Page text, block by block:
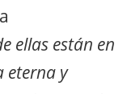
ellas están en
eterna y